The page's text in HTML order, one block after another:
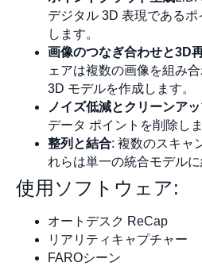
デジタル 3D 表現である
します。
画像のつなぎ合わせと3D
ェアは複数の画像を組み
3D モデルを作成します。
ノイズ低減とクリーンア
データ ポイントを削除しま
整列と結合: 複数のスキャ
れらは単一の統合モデルに
使用ソフトウェア:
オートデスク ReCap
リアリティキャプチャー
FAROシーン